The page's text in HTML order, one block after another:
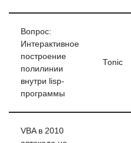
Вопрос:
Интерактивное
построение
полилинии
внутри lisp-
программы
Tonic
VBA в 2010